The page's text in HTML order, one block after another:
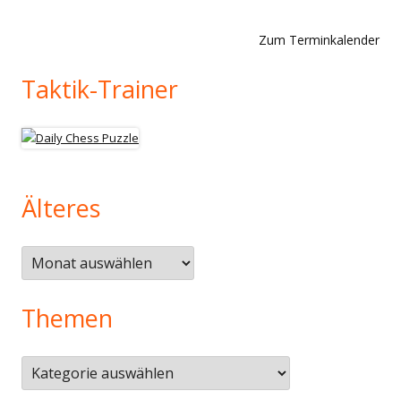
Zum Terminkalender
Taktik-Trainer
Älteres
Älteres
Themen
Themen